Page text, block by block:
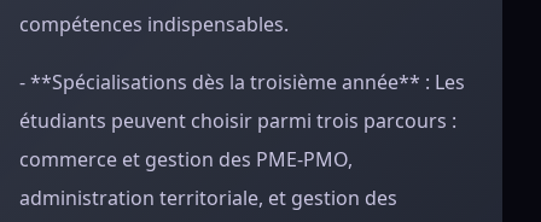
compétences indispensables.
- **Spécialisations dès la troisième année** : Les
étudiants peuvent choisir parmi trois parcours :
commerce et gestion des PME-PMO,
administration territoriale, et gestion des